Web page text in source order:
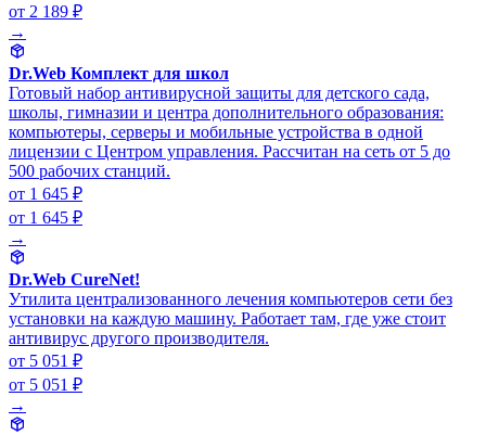
от 2 189 ₽
→
Dr.Web Комплект для школ
Готовый набор антивирусной защиты для детского сада,
школы, гимназии и центра дополнительного образования:
компьютеры, серверы и мобильные устройства в одной
лицензии с Центром управления. Рассчитан на сеть от 5 до
500 рабочих станций.
от 1 645 ₽
от 1 645 ₽
→
Dr.Web CureNet!
Утилита централизованного лечения компьютеров сети без
установки на каждую машину. Работает там, где уже стоит
антивирус другого производителя.
от 5 051 ₽
от 5 051 ₽
→